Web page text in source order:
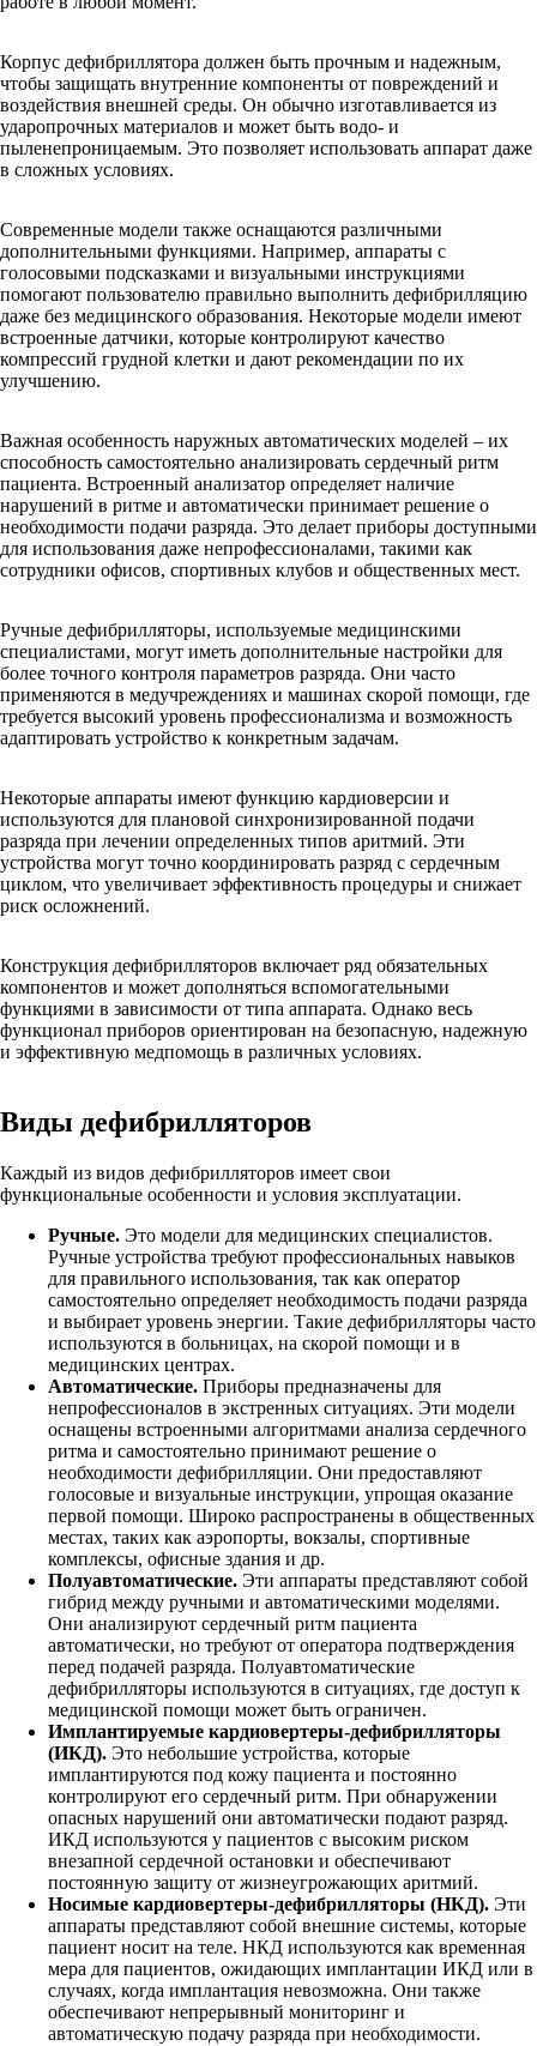
Корпус дефибриллятора должен быть прочным и надежным,
чтобы защищать внутренние компоненты от повреждений и
воздействия внешней среды. Он обычно изготавливается из
ударопрочных материалов и может быть водо- и
пыленепроницаемым. Это позволяет использовать аппарат даже
в сложных условиях.
Современные модели также оснащаются различными
дополнительными функциями. Например, аппараты с
голосовыми подсказками и визуальными инструкциями
помогают пользователю правильно выполнить дефибрилляцию
даже без медицинского образования. Некоторые модели имеют
встроенные датчики, которые контролируют качество
компрессий грудной клетки и дают рекомендации по их
улучшению.
Важная особенность наружных автоматических моделей – их
способность самостоятельно анализировать сердечный ритм
пациента. Встроенный анализатор определяет наличие
нарушений в ритме и автоматически принимает решение о
необходимости подачи разряда. Это делает приборы доступными
для использования даже непрофессионалами, такими как
сотрудники офисов, спортивных клубов и общественных мест.
Ручные дефибрилляторы, используемые медицинскими
специалистами, могут иметь дополнительные настройки для
более точного контроля параметров разряда. Они часто
применяются в медучреждениях и машинах скорой помощи, где
требуется высокий уровень профессионализма и возможность
адаптировать устройство к конкретным задачам.
Некоторые аппараты имеют функцию кардиоверсии и
используются для плановой синхронизированной подачи
разряда при лечении определенных типов аритмий. Эти
устройства могут точно координировать разряд с сердечным
циклом, что увеличивает эффективность процедуры и снижает
риск осложнений.
Конструкция дефибрилляторов включает ряд обязательных
компонентов и может дополняться вспомогательными
функциями в зависимости от типа аппарата. Однако весь
функционал приборов ориентирован на безопасную, надежную
и эффективную медпомощь в различных условиях.
Виды дефибрилляторов
Каждый из видов дефибрилляторов имеет свои
функциональные особенности и условия эксплуатации.
Ручные. Это модели для медицинских специалистов.
Ручные устройства требуют профессиональных навыков
для правильного использования, так как оператор
самостоятельно определяет необходимость подачи разряда
и выбирает уровень энергии. Такие дефибрилляторы часто
используются в больницах, на скорой помощи и в
медицинских центрах.
Автоматические. Приборы предназначены для
непрофессионалов в экстренных ситуациях. Эти модели
оснащены встроенными алгоритмами анализа сердечного
ритма и самостоятельно принимают решение о
необходимости дефибрилляции. Они предоставляют
голосовые и визуальные инструкции, упрощая оказание
первой помощи. Широко распространены в общественных
местах, таких как аэропорты, вокзалы, спортивные
комплексы, офисные здания и др.
Полуавтоматические. Эти аппараты представляют собой
гибрид между ручными и автоматическими моделями.
Они анализируют сердечный ритм пациента
автоматически, но требуют от оператора подтверждения
перед подачей разряда. Полуавтоматические
дефибрилляторы используются в ситуациях, где доступ к
медицинской помощи может быть ограничен.
Имплантируемые кардиовертеры-дефибрилляторы
(ИКД). Это небольшие устройства, которые
имплантируются под кожу пациента и постоянно
контролируют его сердечный ритм. При обнаружении
опасных нарушений они автоматически подают разряд.
ИКД используются у пациентов с высоким риском
внезапной сердечной остановки и обеспечивают
постоянную защиту от жизнеугрожающих аритмий.
Носимые кардиовертеры-дефибрилляторы (НКД). Эти
аппараты представляют собой внешние системы, которые
пациент носит на теле. НКД используются как временная
мера для пациентов, ожидающих имплантации ИКД или в
случаях, когда имплантация невозможна. Они также
обеспечивают непрерывный мониторинг и
автоматическую подачу разряда при необходимости.